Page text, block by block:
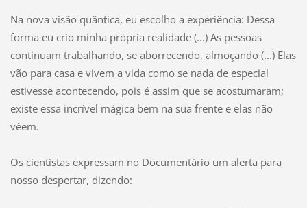
Na nova visão quântica, eu escolho a experiência: Dessa
forma eu crio minha própria realidade (...) As pessoas
continuam trabalhando, se aborrecendo, almoçando (...) Elas
vão para casa e vivem a vida como se nada de especial
estivesse acontecendo, pois é assim que se acostumaram;
existe essa incrível mágica bem na sua frente e elas não
vêem.
Os cientistas expressam no Documentário um alerta para
nosso despertar, dizendo: